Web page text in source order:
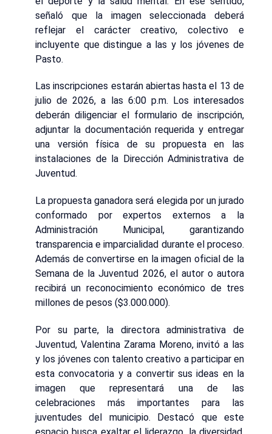
señaló que la imagen seleccionada deberá
reflejar el carácter creativo, colectivo e
incluyente que distingue a las y los jóvenes de
Pasto.
Las inscripciones estarán abiertas hasta el 13 de
julio de 2026, a las 6:00 p.m. Los interesados
deberán diligenciar el formulario de inscripción,
adjuntar la documentación requerida y entregar
una versión física de su propuesta en las
instalaciones de la Dirección Administrativa de
Juventud.
La propuesta ganadora será elegida por un jurado
conformado por expertos externos a la
Administración Municipal, garantizando
transparencia e imparcialidad durante el proceso.
Además de convertirse en la imagen oficial de la
Semana de la Juventud 2026, el autor o autora
recibirá un reconocimiento económico de tres
millones de pesos ($3.000.000).
Por su parte, la directora administrativa de
Juventud, Valentina Zarama Moreno, invitó a las
y los jóvenes con talento creativo a participar en
esta convocatoria y a convertir sus ideas en la
imagen que representará una de las
celebraciones más importantes para las
juventudes del municipio. Destacó que este